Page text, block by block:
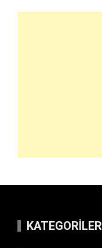
KATEGORILER